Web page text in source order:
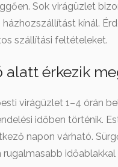
Sok virágüzlet
házhozszállítást kínál.
szállítási feltételeket.
alatt érkezik
virágüzlet 1–4 órán
időben történik.
napon várható.
rugalmasabb